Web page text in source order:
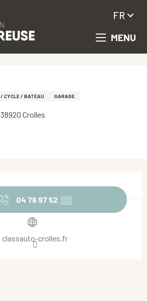
MENU
FR
CYCLE / BATEAU GARAGE
Crolles
favoris
04 76 97 52 ▒▒
classauto-crolles.fr